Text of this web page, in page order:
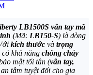
LB1500S vân tay mã
(Mã: LB150-S) là dòng
kích thước và trọng
có khả năng chống cháy
mật tối tân (vân tay,
tâm tuyệt đối cho gia